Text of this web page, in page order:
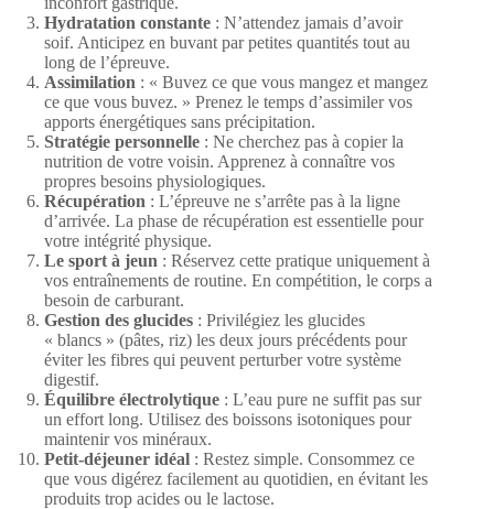
Hydratation constante : N’attendez jamais d’avoir
soif. Anticipez en buvant par petites quantités tout au
long de l’épreuve.
Assimilation : « Buvez ce que vous mangez et mangez
ce que vous buvez. » Prenez le temps d’assimiler vos
apports énergétiques sans précipitation.
Stratégie personnelle : Ne cherchez pas à copier la
nutrition de votre voisin. Apprenez à connaître vos
propres besoins physiologiques.
Récupération : L’épreuve ne s’arrête pas à la ligne
d’arrivée. La phase de récupération est essentielle pour
votre intégrité physique.
Le sport à jeun : Réservez cette pratique uniquement à
vos entraînements de routine. En compétition, le corps a
besoin de carburant.
Gestion des glucides : Privilégiez les glucides
« blancs » (pâtes, riz) les deux jours précédents pour
éviter les fibres qui peuvent perturber votre système
digestif.
Équilibre électrolytique : L’eau pure ne suffit pas sur
un effort long. Utilisez des boissons isotoniques pour
maintenir vos minéraux.
Petit-déjeuner idéal : Restez simple. Consommez ce
que vous digérez facilement au quotidien, en évitant les
produits trop acides ou le lactose.